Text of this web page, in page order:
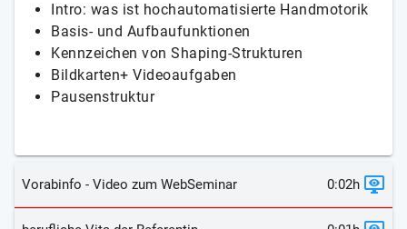
Intro: was ist hochautomatisierte Handmotorik
Basis- und Aufbaufunktionen
Kennzeichen von Shaping-Strukturen
Bildkarten+ Videoaufgaben
Pausenstruktur
Vorabinfo - Video zum WebSeminar 0:02h